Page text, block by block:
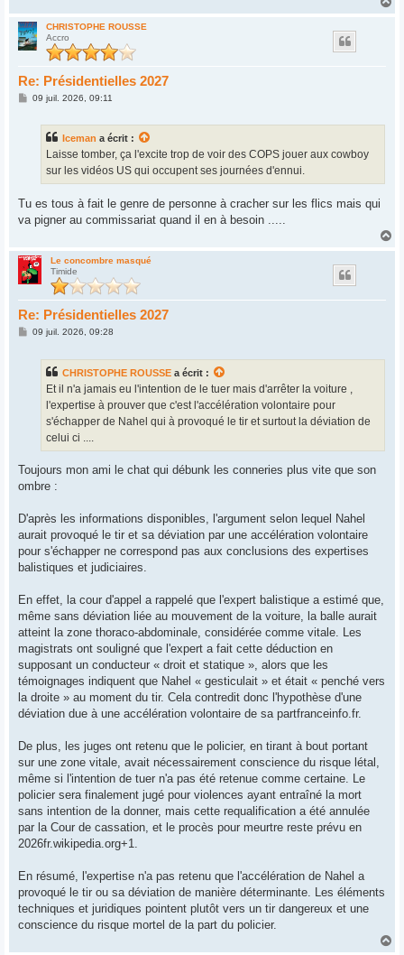
a
CHRISTOPHE ROUSSE
Accro
Re: Présidentielles 2027
M09 juil. 2026, 09:11
Iceman a écrit :
Laisse tomber, ça l'excite trop de voir des COPS jouer aux cowboy
sur les vidéos US qui occupent ses journées d'ennui.
Tu es tous à fait le genre de personne à cracher sur les flics mais qui
va pigner au commissariat quand il en à besoin .....
Le concombre masqué
Timide
Re: Présidentielles 2027
M09 juil. 2026, 09:28
CHRISTOPHE ROUSSE a écrit :
Et il n'a jamais eu l'intention de le tuer mais d'arrêter la voiture ,
l'expertise à prouver que c'est l'accélération volontaire pour
s'échapper de Nahel qui à provoqué le tir et surtout la déviation de
celui ci ....
Toujours mon ami le chat qui débunk les conneries plus vite que son
ombre :
D'après les informations disponibles, l'argument selon lequel Nahel
aurait provoqué le tir et sa déviation par une accélération volontaire
pour s'échapper ne correspond pas aux conclusions des expertises
balistiques et judiciaires.
En effet, la cour d'appel a rappelé que l'expert balistique a estimé que,
même sans déviation liée au mouvement de la voiture, la balle aurait
atteint la zone thoraco-abdominale, considérée comme vitale. Les
magistrats ont souligné que l'expert a fait cette déduction en
supposant un conducteur « droit et statique », alors que les
témoignages indiquent que Nahel « gesticulait » et était « penché vers
la droite » au moment du tir. Cela contredit donc l'hypothèse d'une
déviation due à une accélération volontaire de sa partfranceinfo.fr.
De plus, les juges ont retenu que le policier, en tirant à bout portant
sur une zone vitale, avait nécessairement conscience du risque létal,
même si l'intention de tuer n'a pas été retenue comme certaine. Le
policier sera finalement jugé pour violences ayant entraîné la mort
sans intention de la donner, mais cette requalification a été annulée
par la Cour de cassation, et le procès pour meurtre reste prévu en
2026fr.wikipedia.org+1.
En résumé, l'expertise n'a pas retenu que l'accélération de Nahel a
provoqué le tir ou sa déviation de manière déterminante. Les éléments
techniques et juridiques pointent plutôt vers un tir dangereux et une
conscience du risque mortel de la part du policier.
a